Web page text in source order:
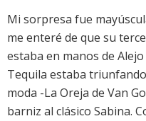
Mi sorpresa fue
me enteré de que su
estaba en manos de
Tequila estaba
moda -La Oreja de Van
barniz al clásico Sabina.